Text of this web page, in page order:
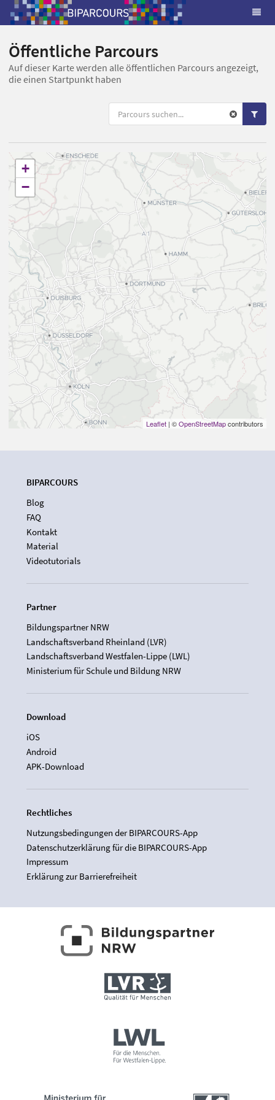
Öffentliche Parcours
Auf dieser Karte werden alle öffentlichen Parcours angezeigt,
die einen Startpunkt haben
+
−
Leaflet | ©OpenStreetMapcontributors
BIPARCOURS
Blog
FAQ
Kontakt
Material
Videotutorials
Partner
Bildungspartner NRW
Landschaftsverband Rheinland (LVR)
Landschaftsverband Westfalen-Lippe (LWL)
Ministerium für Schule und Bildung NRW
Download
iOS
Android
APK-Download
Rechtliches
Nutzungsbedingungen der BIPARCOURS-App
Datenschutzerklärung für die BIPARCOURS-App
Impressum
Erklärung zur Barrierefreiheit